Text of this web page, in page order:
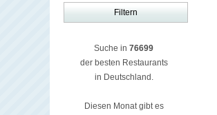
Suche in 76699
der besten Restaurants
in Deutschland.
Diesen Monat gibt es